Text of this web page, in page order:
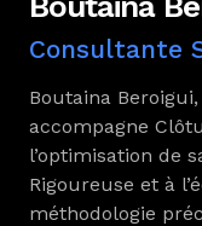
Consultante
Boutaina
accompagne
l’optimisation de
Rigoureuse et à
méthodologie